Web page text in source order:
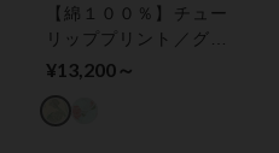
【綿１００％】チュー
リッププリント／グラ
ンダー パジャマ
¥13,200～